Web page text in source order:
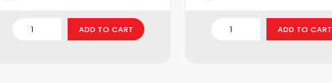
ADD TO CART ADD TO CART